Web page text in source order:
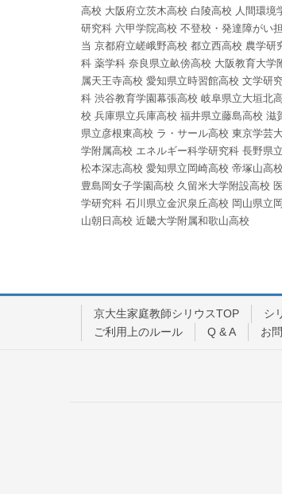
高校 大阪府立茨木高校 白陵高校 人間環境
研究科 六甲学院高校 不登校・発達障がい担
当 京都府立嵯峨野高校 都立西高校 農学研
科 薬学科 奈良県立畝傍高校 大阪教育大学
属天王寺高校 愛知県立時習館高校 文学研
科 渋谷教育学園幕張高校 岐阜県立大垣北
校 兵庫県立兵庫高校 福井県立藤島高校 滋
県立彦根東高校 ラ・サール高校 東京学芸
学附属高校 エネルギー科学研究科 長野県立
松本深志高校 愛知県立岡崎高校 帝塚山高校
豊島岡女子学園高校 久留米大学附設高校 医
学研究科 石川県立金沢泉丘高校 岡山県立岡
山朝日高校 近畿大学附属和歌山高校
京大生家庭教師シリウスTOP シ
ご利用上のルール
Q & A お